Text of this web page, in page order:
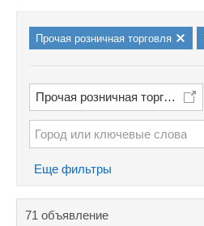
Прочая розничная торговля
Прочая розничная торговля
Еще фильтры
71 объявление